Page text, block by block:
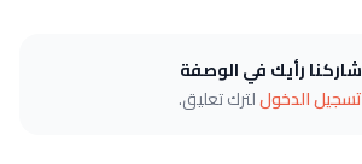
شاركنا رأيك في الوصفة
تسجيل الدخوللترك تعليق.